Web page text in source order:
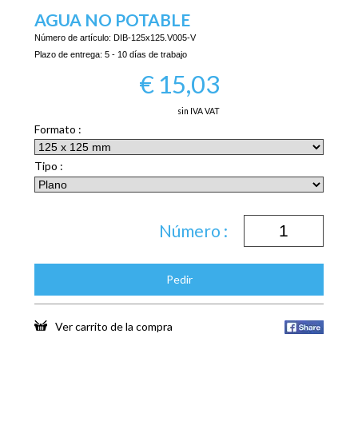
AGUA NO POTABLE
Número de artículo: DIB-125x125.V005-V
Plazo de entrega: 5 - 10 días de trabajo
€ 15,03
sin IVA VAT
Formato :
Tipo :
Número :
Pedir
Ver carrito de la compra